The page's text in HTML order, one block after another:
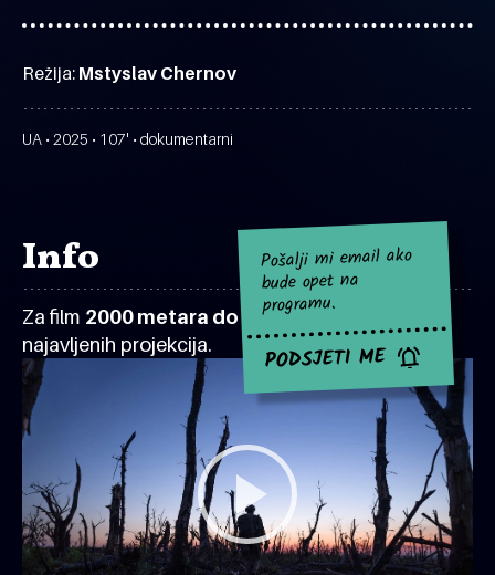
Režija: Mstyslav Chernov
UA • 2025 • 107' • dokumentarni
Info
Za film 2000 metara do Andriivke
najavljenih projekcija.
Pošalji mi email ako
bude opet na
programu.
PODSJETI ME